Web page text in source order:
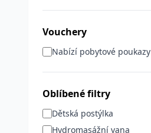
Vouchery
Nabízí pobytové poukazy
Oblíbené filtry
Dětská postýlka
Hydromasážní vana